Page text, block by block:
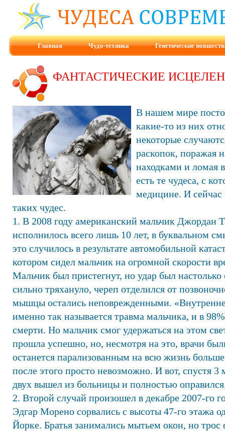
Главная Чудо-техника Генетические
ФАНТАСТИЧЕСКИЕ
В нашем мире
какие-то из них
некоторые
раскопок, поражая
находками и ломая
есть те чудеса, с
медицине. И
таких чудес.
1. В 2008 году американский мальчик Джордан
исполнилось всего лишь 10 лет, в буквальном
это случилось в результате автомобильной
котором сидел мальчик на огромной скорости
Мальчик был пристегнут, но удар был
сильно тряхануло, череп отделился от
мышцы остались неповрежденными.
именно так называется травма мальчика, и в
смерти. Но мальчик смог удержаться на этом
прошла успешно, но, несмотря на это, врачи
останется парализованным на всю жизнь
после этого просто невозможно. И вот, спустя 3
двух вышел из больницы и полностью
2. Второй случай произошел в декабре 2007-го
Эдгар Морено сорвались с высоты 47-го этажа
Йорке. Братья занимались мытьем окон, но трос